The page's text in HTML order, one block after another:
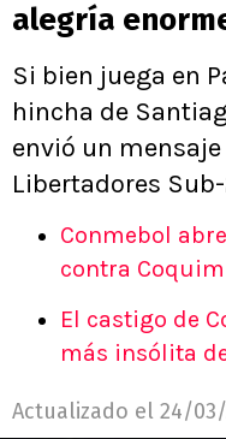
alegría
Si bien juega en
hincha de
envió un
Libertadores
Conmebol
contra
El castigo de
más insólita
Actualizado el 24/03/